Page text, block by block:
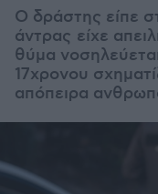
Ο δράστης είπε
άντρας είχε
θύμα
17χρονου
απόπειρα